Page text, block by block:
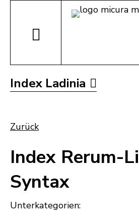
Index Ladinia
Zurück
Index Rerum-
Syntax
Unterkategorien: